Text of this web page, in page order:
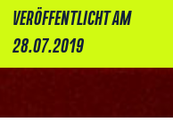
VERÖFFENTLICHT AM
28.07.2019